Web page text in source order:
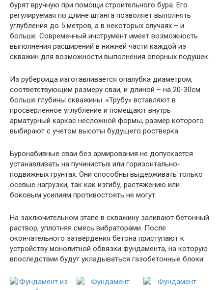
бурят вручную при помощи строительного бура. Его
регулируемая по длине штанга позволяет выполнять
углубления до 5 метров, а в некоторых случаях – и
больше. Современный инструмент имеет возможность
выполнения расширений в нижней части каждой из
скважин для возможности выполнения опорных подушек.
Из рубероида изготавливается опалубка диаметром,
соответствующим размеру сваи, и длиной – на 20-30см
больше глубины скважины. «Трубу» вставляют в
просверленное углубление и помещают внутрь
арматурный каркас несложной формы, размер которого
выбирают с учетом высоты будущего ростверка.
Буронабивные сваи без армирования не допускается
устанавливать на пучинистых или горизонтально-
подвижных грунтах. Они способны выдерживать только
осевые нагрузки, так как изгибу, растяжению или
боковым усилиям противостоять не могут.
На заключительном этапе в скважину заливают бетонный
раствор, уплотняя смесь вибраторами. После
окончательного затвердения бетона приступают к
устройству монолитной обвязки фундамента, на которую
впоследствии будут укладываться газобетонные блоки.